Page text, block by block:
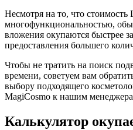
Несмотря на то, что
многофункциональностью,
вложения окупаются быстрее
предоставления большего
Чтобы не тратить на поиск
времени, советуем вам
выбору подходящего
MagiCosmo к нашим
Калькулятор